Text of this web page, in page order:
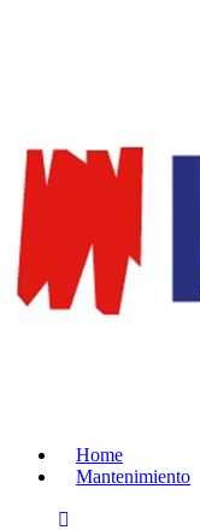
Home
Mantenimiento